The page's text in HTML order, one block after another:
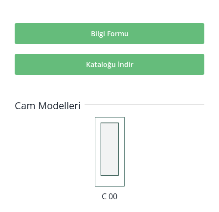
Bilgi Formu
Kataloğu İndir
Cam Modelleri
C 00